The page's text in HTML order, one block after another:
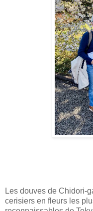
Les douves de Chidori-
cerisiers en fleurs les